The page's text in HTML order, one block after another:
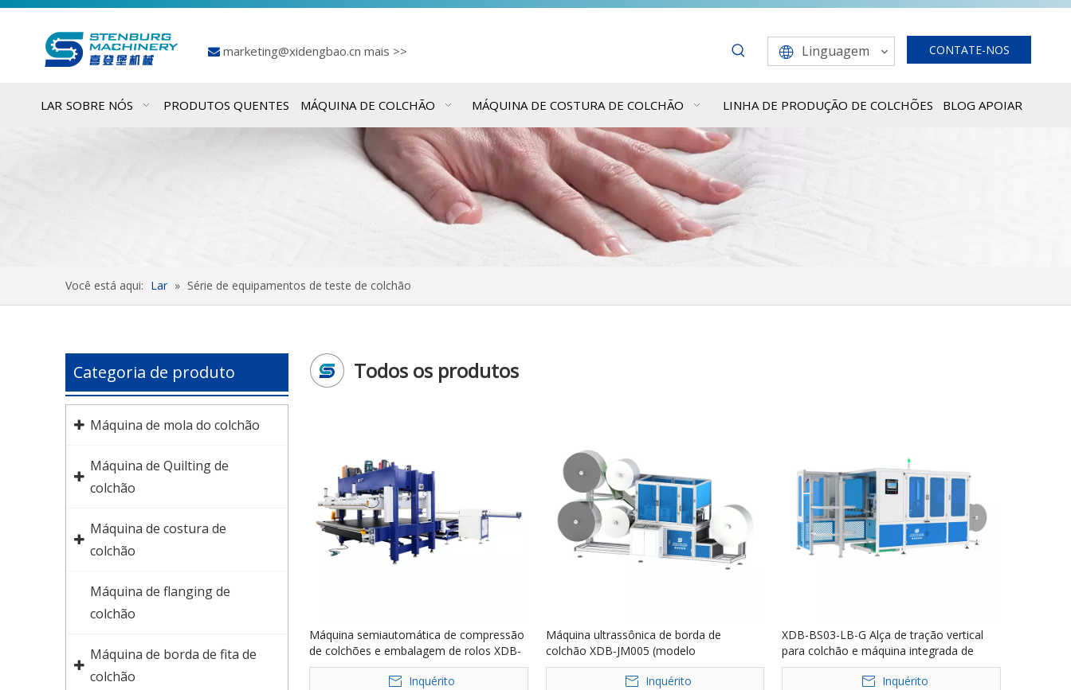
 marketing@xidengbao.cn mais >> Linguagem CONTATE-NOS
LAR SOBRE NÓS PRODUTOS QUENTES MÁQUINA DE COLCHÃO MÁQUINA DE COSTURA DE COLCHÃO LINHA DE PRODUÇÃO DE COLCHÕES BLOG APOIAR
Você está aqui: Lar » Série de equipamentos de teste de colchão
Categoria de produto
Máquina de mola do colchão
Máquina de Quilting de
colchão
Máquina de costura de
colchão
Máquina de flanging de
colchão
Máquina de borda de fita de
colchão
Todos os produtos
Máquina semiautomática de compressão
de colchões e embalagem de rolos XDB-
CPR+SRM
Inquérito
Máquina ultrassônica de borda de
colchão XDB-JM005 (modelo
personalizado)
Inquérito
XDB-BS03-LB-G Alça de tração vertical
para colchão e máquina integrada de
etiqueta
Inquérito